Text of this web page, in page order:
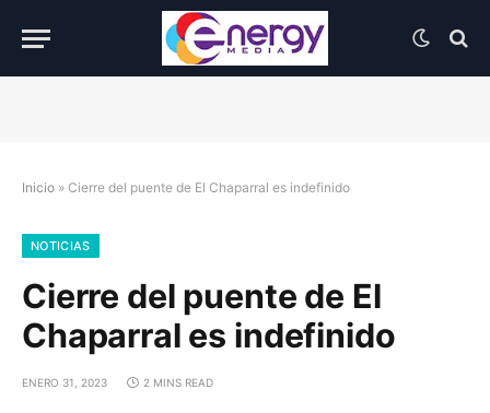
Inicio » Cierre del puente de El Chaparral es indefinido
NOTICIAS
Cierre del puente de El
Chaparral es indefinido
ENERO 31, 2023 2 MINS READ